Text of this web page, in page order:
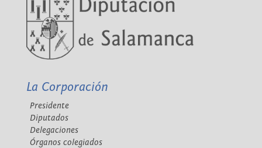
La Corporación
Presidente
Diputados
Delegaciones
Órganos colegiados